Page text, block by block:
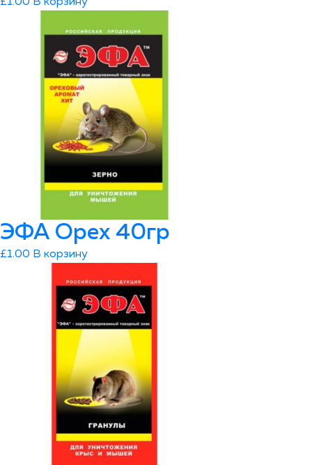
ЭФА Орех 40гр
£1.00 В корзину